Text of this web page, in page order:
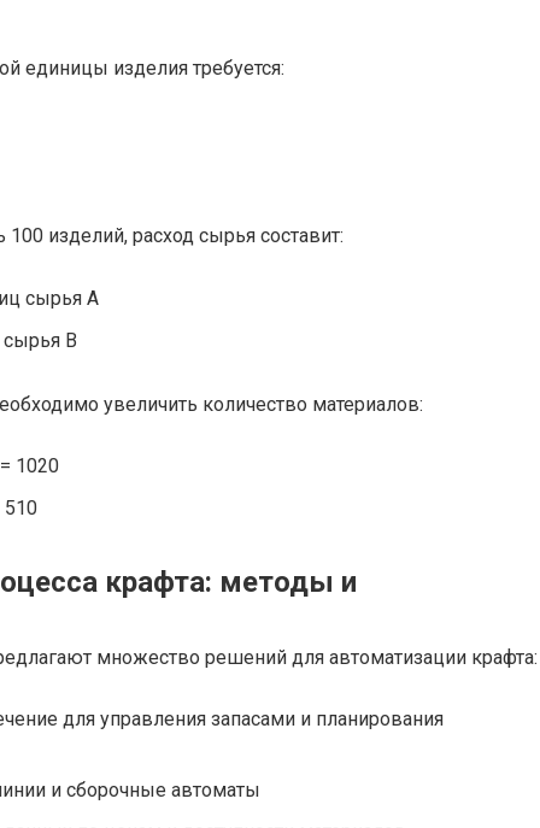
единицы изделия требуется:
100 изделий, расход сырья составит:
сырья А
сырья В
увеличить количество материалов:
1020
510
крафта: методы и
множество решений для автоматизации крафта:
для управления запасами и планирования
и сборочные автоматы